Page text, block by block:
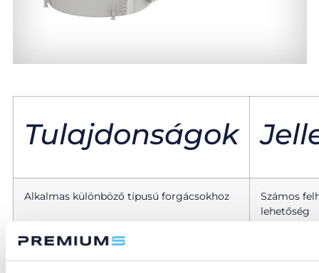
Tulajdonságok
Alkalmas különböző típusú forgácsokhoz
Számos
lehetőség
Széles, érzéketlen vágószerszám